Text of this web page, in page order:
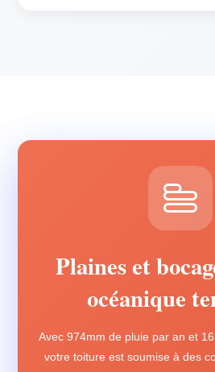
Plaines et
océanique
Avec 974mm de pluie par an et
votre toiture est soumise à des